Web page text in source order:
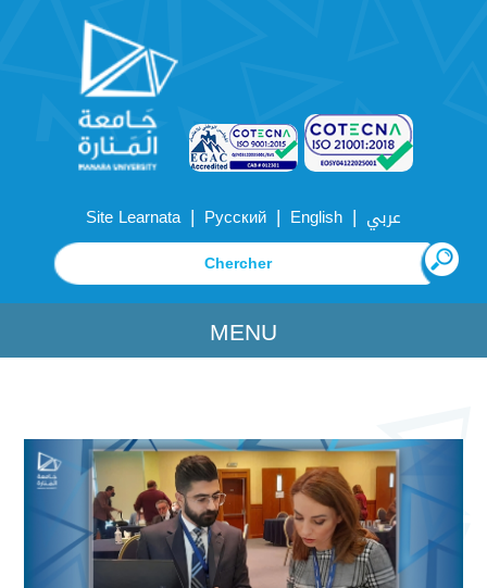
Site Learnata | Русский | English | عربي
MENU